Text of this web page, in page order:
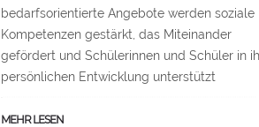
bedarfsorientierte Angebote werden soziale
Kompetenzen gestärkt, das Miteinander
gefördert und Schülerinnen und Schüler in
persönlichen Entwicklung unterstützt
MEHR LESEN